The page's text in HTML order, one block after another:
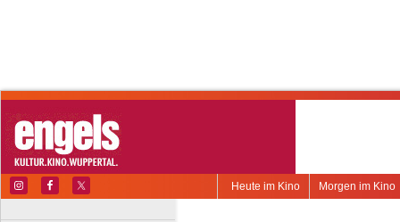
Morgen im Kino
Heute im Kino